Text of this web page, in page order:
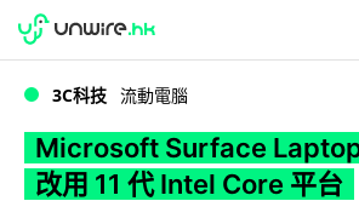
WWDC 2026
3C科技 流動電腦
Microsoft Surface
改用 11 代 Intel Core 平台